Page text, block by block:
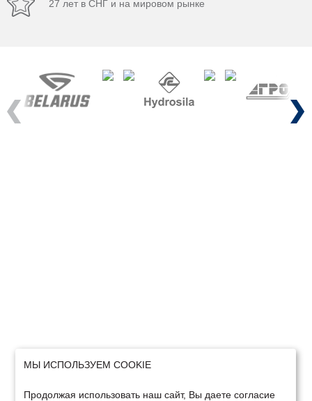
27 лет в СНГ и на мировом рынке
Previous Next
МЫ ИСПОЛЬЗУЕМ COOKIE
Продолжая использовать наш сайт, Вы даете согласие